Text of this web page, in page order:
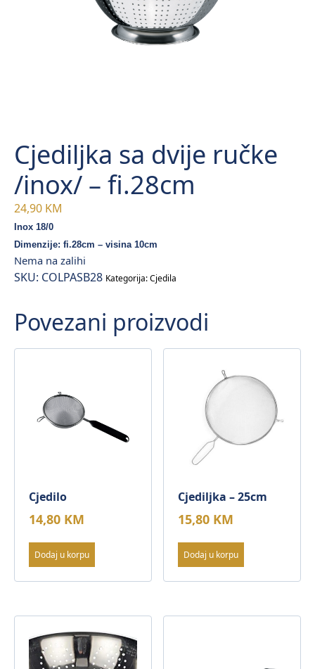
Cjediljka sa dvije ručke
/inox/ – fi.28cm
24,90 KM
Inox 18/0
Dimenzije: fi.28cm – visina 10cm
Nema na zalihi
SKU: COLPASB28 Kategorija:Cjedila
Povezani proizvodi
Cjedilo
14,80 KM
Dodaj u korpu
Cjediljka – 25cm
15,80 KM
Dodaj u korpu